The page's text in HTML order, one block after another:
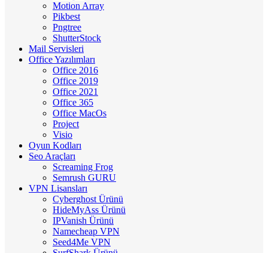
Motion Array
Pikbest
Pngtree
ShutterStock
Mail Servisleri
Office Yazılımları
Office 2016
Office 2019
Office 2021
Office 365
Office MacOs
Project
Visio
Oyun Kodları
Seo Araçları
Screaming Frog
Semrush GURU
VPN Lisansları
Cyberghost Ürünü
HideMyAss Ürünü
IPVanish Ürünü
Namecheap VPN
Seed4Me VPN